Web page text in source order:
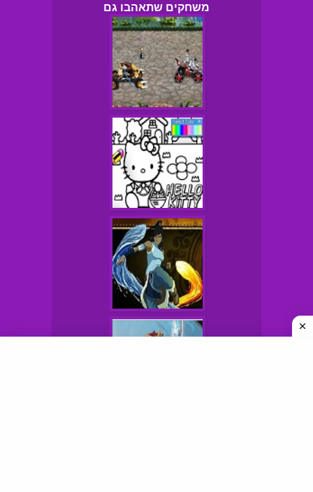
משחקים שתאהבו גם